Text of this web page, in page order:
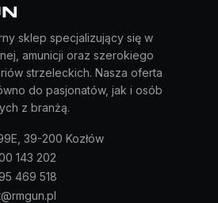
sklep specjalizujący się w
amunicji oraz szerokiego
strzeleckich. Nasza oferta
do pasjonatów, jak i osób
z branżą.
39-200 Kozłów
143 202
469 518